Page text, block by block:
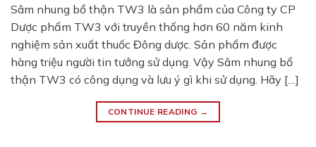
Sâm nhung bổ thận TW3 là sản phẩm của Công ty CP
Dược phẩm TW3 với truyền thống hơn 60 năm kinh
nghiệm sản xuất thuốc Đông dược. Sản phẩm được
hàng triệu người tin tưởng sử dụng. Vậy Sâm nhung bổ
thận TW3 có công dụng và lưu ý gì khi sử dụng. Hãy […]
CONTINUE READING →